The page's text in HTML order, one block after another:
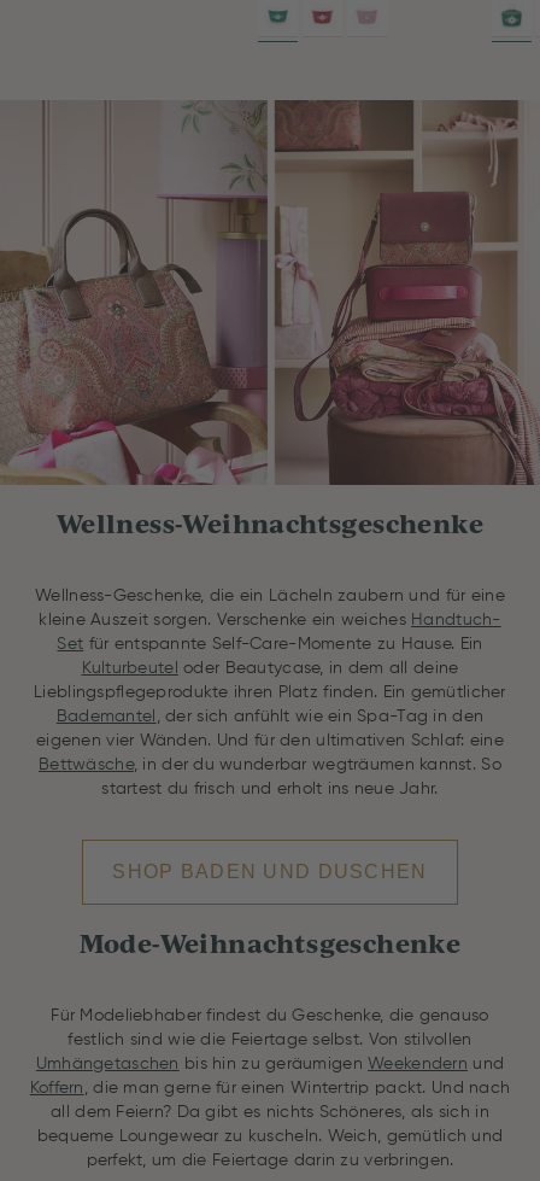
Wellness-Weihnachtsgeschenke
Wellness-Geschenke, die ein Lächeln zaubern und für eine
kleine Auszeit sorgen. Verschenke ein weiches Handtuch-
Set für entspannte Self-Care-Momente zu Hause. Ein
Kulturbeutel oder Beautycase, in dem all deine
Lieblingspflegeprodukte ihren Platz finden. Ein gemütlicher
Bademantel , der sich anfühlt wie ein Spa-Tag in den
eigenen vier Wänden. Und für den ultimativen Schlaf: eine
Bettwäsche, in der du wunderbar wegträumen kannst. So
startest du frisch und erholt ins neue Jahr.
SHOP BADEN UND DUSCHEN
Mode-Weihnachtsgeschenke
Für Modeliebhaber findest du Geschenke, die genauso
festlich sind wie die Feiertage selbst. Von stilvollen
Umhängetaschen bis hin zu geräumigen Weekendern und
Koffern , die man gerne für einen Wintertrip packt. Und nach
all dem Feiern? Da gibt es nichts Schöneres, als sich in
bequeme Loungewear zu kuscheln. Weich, gemütlich und
perfekt, um die Feiertage darin zu verbringen.